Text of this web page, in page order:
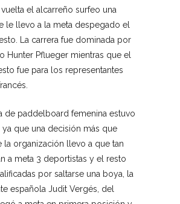
el alcarreño surfeo una
le llevo a la meta despegado el
La carrera fue dominada por
Hunter Pflueger mientras que el
fue para los representantes
de paddelboard femenina estuvo
ya que una decisión más que
la organización llevo a que tan
a meta 3 deportistas y el resto
por saltarse una boya, la
española Judit Vergés, del